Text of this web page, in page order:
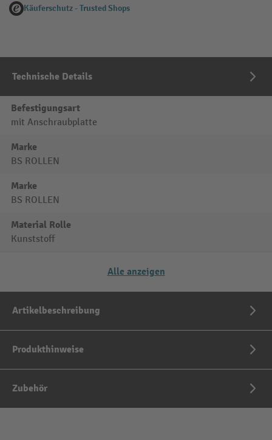
Käuferschutz - Trusted Shops
Technische Details
Befestigungsart
mit Anschraubplatte
Marke
BS ROLLEN
Marke
BS ROLLEN
Material Rolle
Kunststoff
Alle anzeigen
Artikelbeschreibung
Produkthinweise
Zubehör